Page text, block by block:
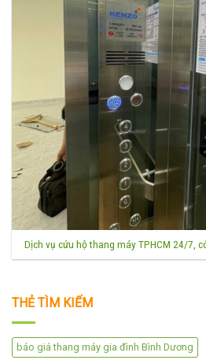
Dịch vụ cứu hộ thang máy TPHCM 24/7,
THẺ TÌM KIẾM
báo giá thang máy gia đình Bình Dương